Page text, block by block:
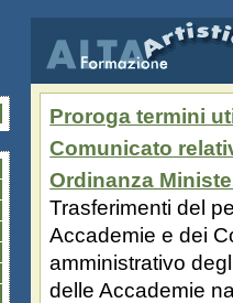
Proroga termini
Comunicato
Ordinanza
Trasferimenti del
Accademie e dei
amministrativo
delle Accademie